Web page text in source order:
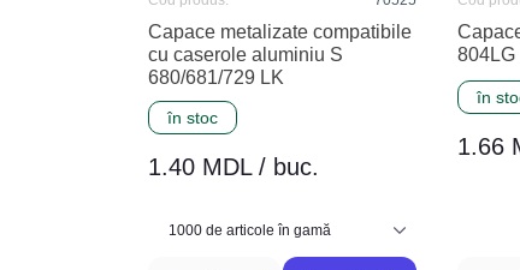
în stoc
Capace metalizate compatibile
cu caserole aluminiu S
680/681/729 LK
1.40 MDL / buc.
în
804LG
1.66